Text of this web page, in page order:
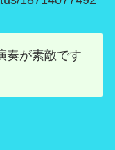
奏が素敵です